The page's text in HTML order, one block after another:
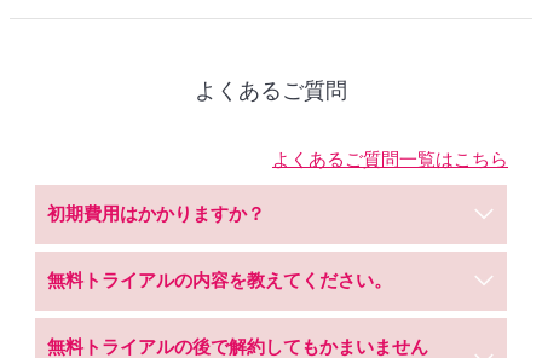
よくあるご質問
よくあるご質問一覧はこちら
初期費用はかかりますか？
無料トライアルの内容を教えてください。
無料トライアルの後で解約してもかまいません